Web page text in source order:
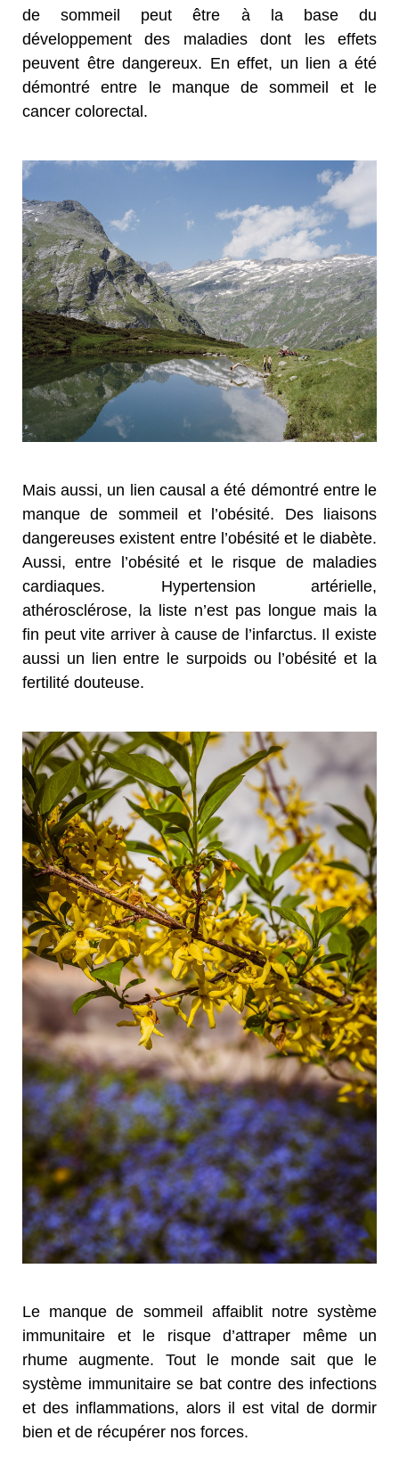
de sommeil peut être à la base du
développement des maladies dont les effets
peuvent être dangereux. En effet, un lien a été
démontré entre le manque de sommeil et le
cancer colorectal.
Mais aussi, un lien causal a été démontré entre le
manque de sommeil et l’obésité. Des liaisons
dangereuses existent entre l’obésité et le diabète.
Aussi, entre l’obésité et le risque de maladies
cardiaques. Hypertension artérielle,
athérosclérose, la liste n’est pas longue mais la
fin peut vite arriver à cause de l’infarctus. Il existe
aussi un lien entre le surpoids ou l’obésité et la
fertilité douteuse.
Le manque de sommeil affaiblit notre système
immunitaire et le risque d’attraper même un
rhume augmente. Tout le monde sait que le
système immunitaire se bat contre des infections
et des inflammations, alors il est vital de dormir
bien et de récupérer nos forces.